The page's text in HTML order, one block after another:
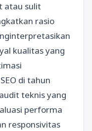
atau sulit
rasio
kualitas yang
di tahun
teknis yang
performa
responsivitas